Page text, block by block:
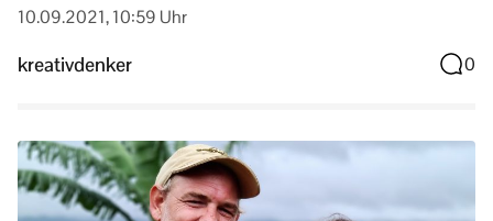
10.09.2021, 10:59 Uhr
kreativdenker 0